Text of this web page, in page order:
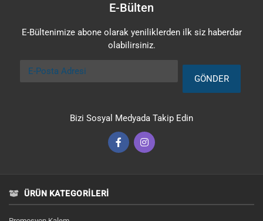
E-Bülten
E-Bültenimize abone olarak yeniliklerden ilk siz haberdar
olabilirsiniz.
E-Posta Adresi
GÖNDER
Bizi Sosyal Medyada Takip Edin
ÜRÜN KATEGORILERI